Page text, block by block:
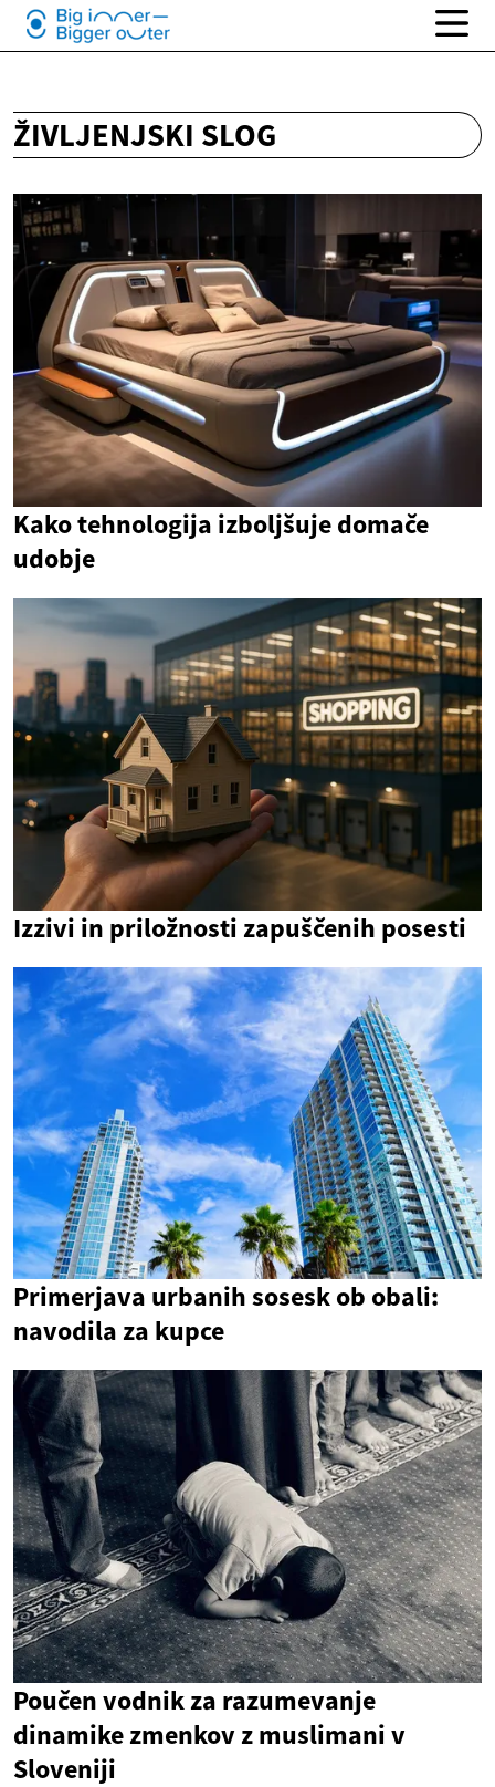
ŽIVLJENJSKI SLOG
Kako tehnologija izboljšuje domače
udobje
Izzivi in priložnosti zapuščenih posesti
Primerjava urbanih sosesk ob obali:
navodila za kupce
Poučen vodnik za razumevanje
dinamike zmenkov z muslimani v
Sloveniji